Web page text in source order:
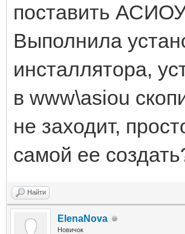
поставить
Выполнила
инсталлятора,
в www\asiou
не заходит,
самой ее
Найти
ElenaNova
Новичок